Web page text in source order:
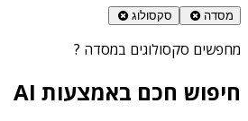
מסדה סקסולוג
מחפשים סקסולוגים במסדה ?
חיפוש חכם באמצעות AI